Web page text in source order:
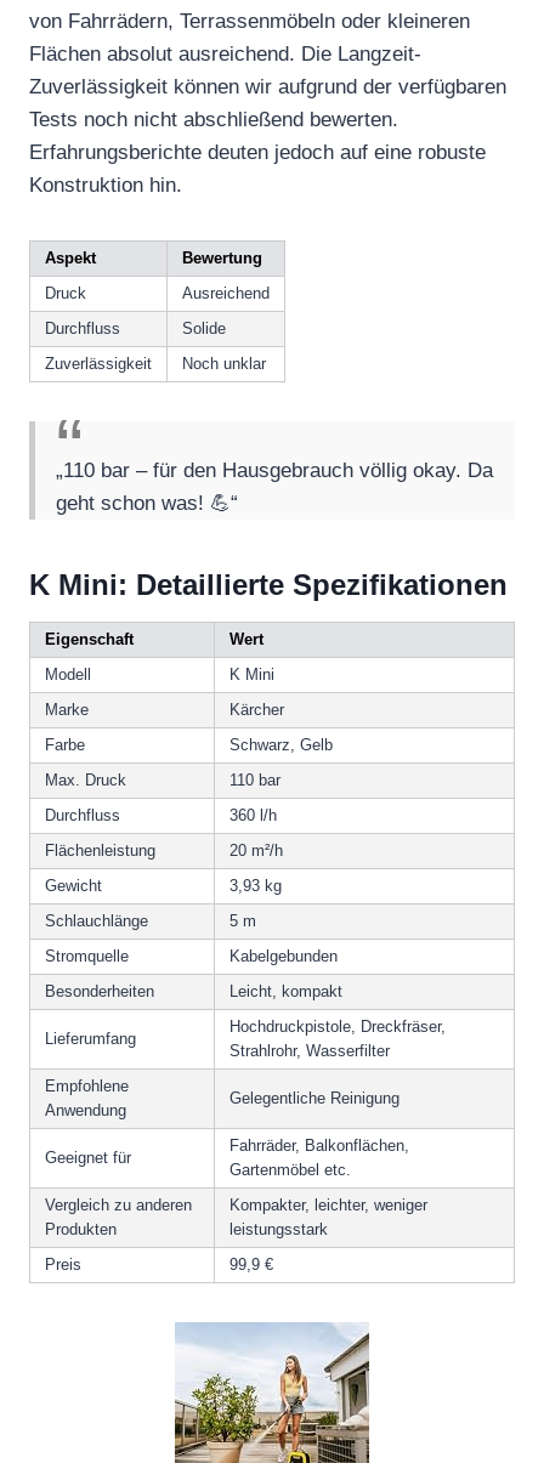
von Fahrrädern, Terrassenmöbeln oder kleineren
Flächen absolut ausreichend. Die Langzeit-
Zuverlässigkeit können wir aufgrund der verfügbaren
Tests noch nicht abschließend bewerten.
Erfahrungsberichte deuten jedoch auf eine robuste
Konstruktion hin.
Aspekt
Bewertung
Druck
Ausreichend
Durchfluss
Solide
Zuverlässigkeit
Noch unklar
„110 bar – für den Hausgebrauch völlig okay. Da
geht schon was! 💪“
K Mini: Detaillierte Spezifikationen
Eigenschaft
Wert
Modell
K Mini
Marke
Kärcher
Farbe
Schwarz, Gelb
Max. Druck
110 bar
Durchfluss
360 l/h
Flächenleistung
20 m²/h
Gewicht
3,93 kg
Schlauchlänge
5 m
Stromquelle
Kabelgebunden
Besonderheiten
Leicht, kompakt
Lieferumfang
Hochdruckpistole, Dreckfräser,
Strahlrohr, Wasserfilter
Empfohlene
Anwendung
Gelegentliche Reinigung
Geeignet für
Fahrräder, Balkonflächen,
Gartenmöbel etc.
Vergleich zu anderen
Produkten
Kompakter, leichter, weniger
leistungsstark
Preis
99,9 €